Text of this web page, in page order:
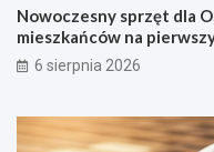
Nowoczesny sprzęt dla
mieszkańców na
6 sierpnia 2026